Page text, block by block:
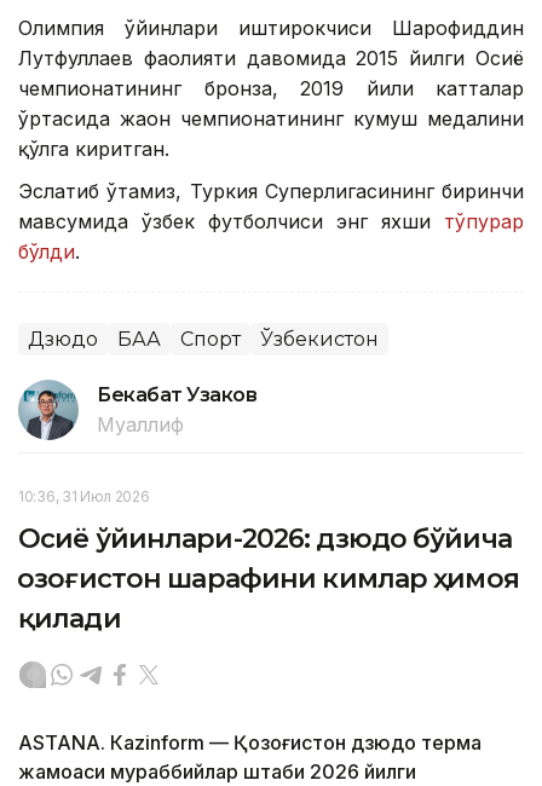
Олимпия ўйинлари иштирокчиси Шарофиддин
Лутфуллаев фаолияти давомида 2015 йилги Осиё
чемпионатининг бронза, 2019 йили катталар
ўртасида жаҳон чемпионатининг кумуш медалини
қўлга киритган.
Эслатиб ўтамиз, Туркия Суперлигасининг биринчи
мавсумида ўзбек футболчиси энг яхши тўпурар
бўлди.
Дзюдо БАА Спорт Ўзбекистон
Бекабат Узаков
Муаллиф
10:36, 31 Июл 2026
Осиё ўйинлари-2026: дзюдо бўйича
Қозоғистон шарафини кимлар ҳимоя
қилади
ASTANА. Кazinform — Қозоғистон дзюдо терма
жамоаси мураббийлар штаби 2026 йилги